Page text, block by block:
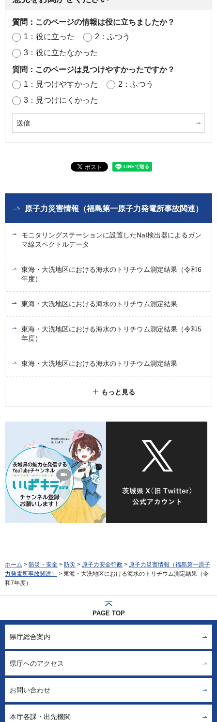
質問：このページの情報は役に立ちましたか？
1：役に立った
2：ふつう
3：役に立たなかった
質問：このページは見つけやすかったですか？
1：見つけやすかった
2：ふつう
3：見つけにくかった
原子力災害情報（福島第一原子力発電所事故関連）
モニタリングステーションに設置したNaI検出器によるガン
マ線スペクトルデータ
東海・大洗地区における海水のトリチウム測定結果（令和6
年度）
東海・大洗地区における海水のトリチウム測定結果
東海・大洗地区における海水のトリチウム測定結果（令和5
年度）
東海・大洗地区における海水のトリチウム測定結果
もっと見る
ホーム > 防災・安全 > 防災 > 原子力安全行政 > 原子力災害情報（福島第一原子
力発電所事故関連）
> 東海・大洗地区における海水のトリチウム測定結果（令
和7年度）
PAGE TOP
県庁総合案内
県庁へのアクセス
お問い合わせ
本庁各課・出先機関